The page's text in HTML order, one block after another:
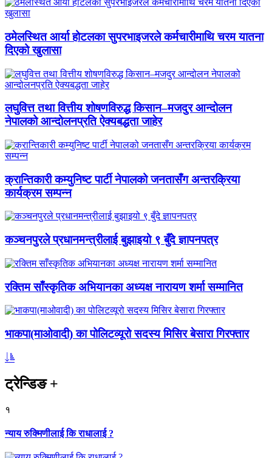
ठमेलस्थित आर्या होटलका सुपरभाइजरले कर्मचारीमाथि चरम यातना
दिएको खुलासा
लघुवित्त तथा वित्तीय शोषणविरुद्ध किसान–मजदुर आन्दोलन
नेपालको आन्दोलनप्रति ऐक्यबद्धता जाहेर
क्रान्तिकारी कम्युनिष्ट पार्टी नेपालको जनतासँग अन्तरक्रिया
कार्यक्रम सम्पन्न
कञ्चनपुरले प्रधानमन्त्रीलाई बुझाइयो ९ बुँदे ज्ञापनपत्र
रक्तिम साँस्कृतिक अभियानका अध्यक्ष नारायण शर्मा सम्मानित
भाकपा(माओवादी) का पोलिटव्यूरो सदस्य मिसिर बेसारा गिरफ्तार
ट्रेन्डिङ+
१
न्याय रुक्मिणीलाई कि राधालाई ?